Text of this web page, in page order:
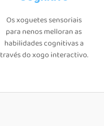
Os xoguetes sensoriais
para nenos melloran as
habilidades cognitivas a
través do xogo interactivo.